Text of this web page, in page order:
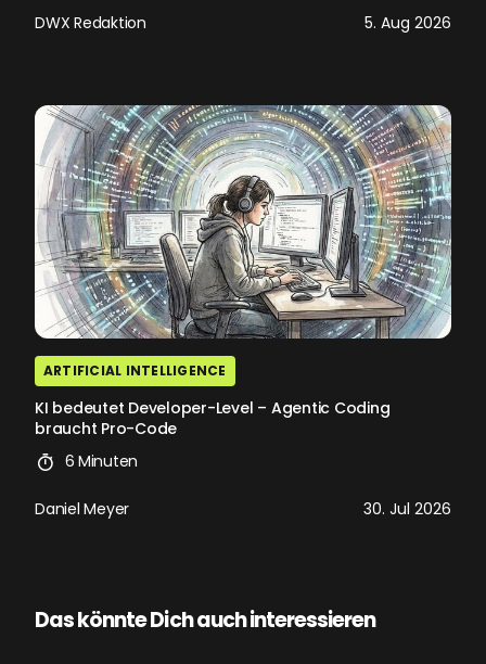
DWX Redaktion 5. Aug 2026
ARTIFICIAL INTELLIGENCE
KI bedeutet Developer-Level – Agentic Coding
braucht Pro-Code
6 Minuten
Daniel Meyer 30. Jul 2026
Das könnte Dich auch interessieren